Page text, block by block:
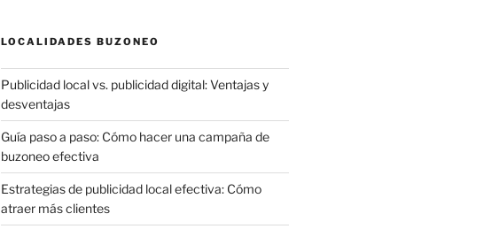
LOCALIDADES BUZONEO
Publicidad local vs. publicidad digital: Ventajas y
desventajas
Guía paso a paso: Cómo hacer una campaña de
buzoneo efectiva
Estrategias de publicidad local efectiva: Cómo
atraer más clientes